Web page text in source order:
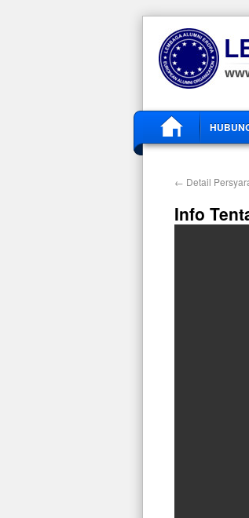
← Detail
Info